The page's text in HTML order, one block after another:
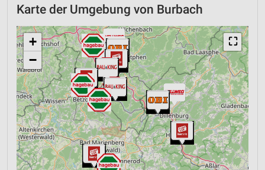
Karte der Umgebung von Burbach
⛶
+
−